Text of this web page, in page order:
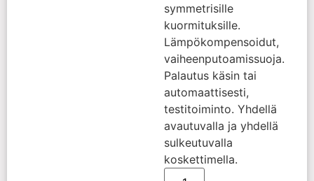
symmetrisille
kuormituksille.
Lämpökompensoidut,
vaiheenputoamissuoja.
Palautus käsin tai
automaattisesti,
testitoiminto. Yhdellä
avautuvalla ja yhdellä
sulkeutuvalla
koskettimella.